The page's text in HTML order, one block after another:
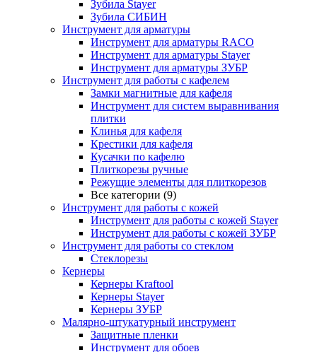
Зубила Stayer
Зубила СИБИН
Инструмент для арматуры
Инструмент для арматуры RACO
Инструмент для арматуры Stayer
Инструмент для арматуры ЗУБР
Инструмент для работы с кафелем
Замки магнитные для кафеля
Инструмент для систем выравнивания
плитки
Клинья для кафеля
Крестики для кафеля
Кусачки по кафелю
Плиткорезы ручные
Режущие элементы для плиткорезов
Все категории (9)
Инструмент для работы с кожей
Инструмент для работы с кожей Stayer
Инструмент для работы с кожей ЗУБР
Инструмент для работы со стеклом
Стеклорезы
Кернеры
Кернеры Kraftool
Кернеры Stayer
Кернеры ЗУБР
Малярно-штукатурный инструмент
Защитные пленки
Инструмент для обоев